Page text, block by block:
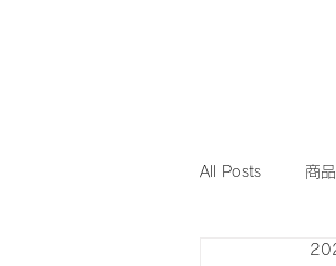
All Posts 商